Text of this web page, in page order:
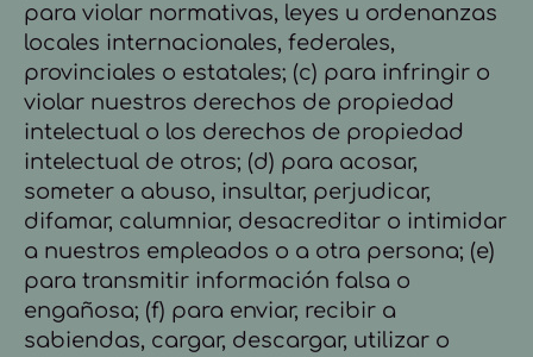
para violar normativas, leyes u ordenanzas
locales internacionales, federales,
provinciales o estatales; (c) para infringir o
violar nuestros derechos de propiedad
intelectual o los derechos de propiedad
intelectual de otros; (d) para acosar,
someter a abuso, insultar, perjudicar,
difamar, calumniar, desacreditar o intimidar
a nuestros empleados o a otra persona; (e)
para transmitir información falsa o
engañosa; (f) para enviar, recibir a
sabiendas, cargar, descargar, utilizar o